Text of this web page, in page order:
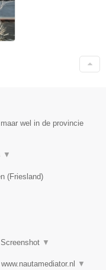
wel in de provincie
▼
(Friesland)
Screenshot ▼
▼